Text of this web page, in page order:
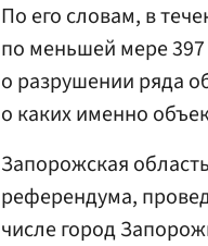
По его словам, в
по меньшей мере
о разрушении ряда
о каких именно
Запорожская
референдума,
числе город